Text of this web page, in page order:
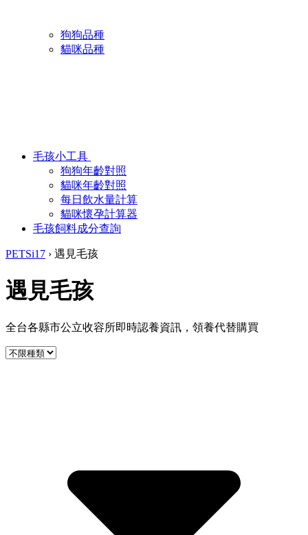
狗狗品種
貓咪品種
毛孩小工具
狗狗年齡對照
貓咪年齡對照
每日飲水量計算
貓咪懷孕計算器
毛孩飼料成分查詢
PETSi17 › 遇見毛孩
遇見毛孩
全台各縣市公立收容所即時認養資訊，領養代替購買